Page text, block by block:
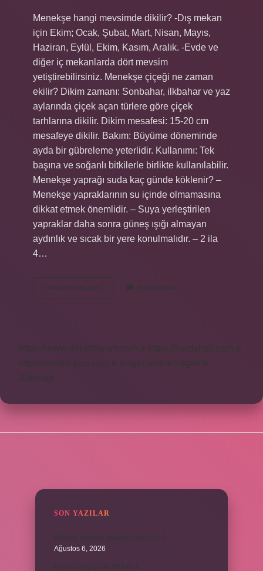
Menekşe hangi mevsimde dikilir? -Dış mekan
için Ekim; Ocak, Şubat, Mart, Nisan, Mayıs,
Haziran, Eylül, Ekim, Kasım, Aralık. -Evde ve
diğer iç mekanlarda dört mevsim
yetiştirebilirsiniz. Menekşe çiçeği ne zaman
ekilir? Dikim zamanı: Sonbahar, ilkbahar ve yaz
aylarında çiçek açan türlere göre çiçek
tarhlarına dikilir. Dikim mesafesi: 15-20 cm
mesafeye dikilir. Bakım: Büyüme döneminde
ayda bir gübreleme yeterlidir. Kullanımı: Tek
başına ve soğanlı bitkilerle birlikte kullanılabilir.
Menekşe yaprağı suda kaç günde köklenir? –
Menekşe yapraklarının su içinde olmamasına
dikkat etmek önemlidir. – Suya yerleştirilen
yapraklar daha sonra güneş ışığı almayan
aydınlık ve sıcak bir yere konulmalıdır. – 2 ila
4…
Devamını okuyun
Menekşe
Çiçeği
Yorum Bırak
https://www.doktorforum.com.tr https://hardshell.com.tr
https://modarazzi.com.tr knight online nttgame
Sitemap
SON YAZILAR
Birleşik zamanlı yüklem nasıl olur ?
Ağustos 6, 2026
Kiyan hangi dilde bir isöi ?